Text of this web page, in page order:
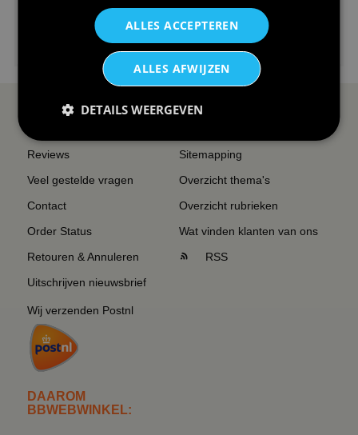
I love korfbal t-shirt sport s...
SERVICE EN INFO
Reviews
Veel gestelde vragen
Contact
Order Status
Retouren & Annuleren
Uitschrijven nieuwsbrief
Wij verzenden Postnl
DAAROM
BBWEBWINKEL:
OVERZICHT
Sitemapping
Overzicht thema's
Overzicht rubrieken
Wat vinden klanten van ons
RSS
ALLES ACCEPTEREN
ALLES AFWIJZEN
DETAILS WEERGEVEN